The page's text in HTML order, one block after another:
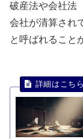
破産法や会社法
会社が清算され
と呼ばれること